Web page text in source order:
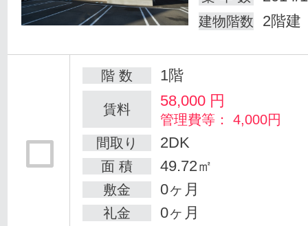
建物階数 2階建
階 数 1階
賃料 58,000 円
管理費等： 4,000円
間取り
2DK
面 積 49.72㎡
敷金 0ヶ月
礼金 0ヶ月